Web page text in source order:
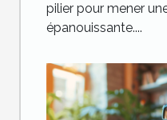
pilier pour mener
épanouissante....